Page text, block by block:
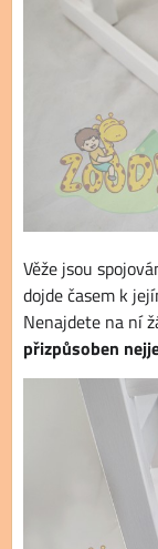
Věže jsou
dojde časem k
Nenajdete na ní
přizpůsoben